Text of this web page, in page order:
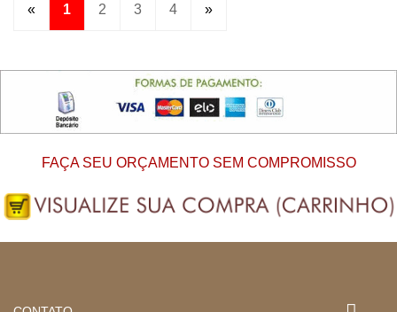
« 1 2 3 4 »
FAÇA SEU ORÇAMENTO SEM COMPROMISSO